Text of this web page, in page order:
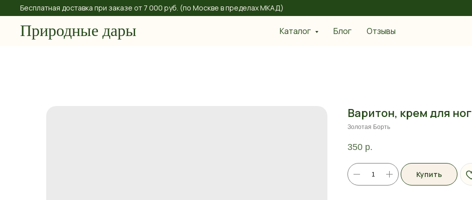
Бесплатная доставка при заказе от 7 000 руб. (по Москве в пределах МКАД)
Природные дары Каталог Блог Отзывы
Варитон, крем для ног
Золотая Борть
350 р.
Купить